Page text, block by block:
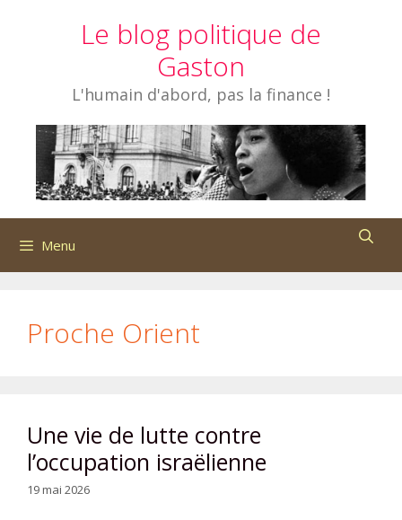
Le blog politique de
Gaston
L'humain d'abord, pas la finance !
Menu
Proche Orient
Une vie de lutte contre
l’occupation israëlienne
19 mai 2026